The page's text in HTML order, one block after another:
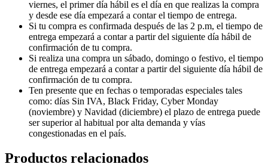
viernes, el primer día hábil es el día en que realizas la compra
y desde ese día empezará a contar el tiempo de entrega.
Si tu compra es confirmada después de las 2 p.m, el tiempo de
entrega empezará a contar a partir del siguiente día hábil de
confirmación de tu compra.
Si realiza una compra un sábado, domingo o festivo, el tiempo
de entrega empezará a contar a partir del siguiente día hábil de
confirmación de tu compra.
Ten presente que en fechas o temporadas especiales tales
como: días Sin IVA, Black Friday, Cyber Monday
(noviembre) y Navidad (diciembre) el plazo de entrega puede
ser superior al habitual por alta demanda y vías
congestionadas en el país.
Productos relacionados